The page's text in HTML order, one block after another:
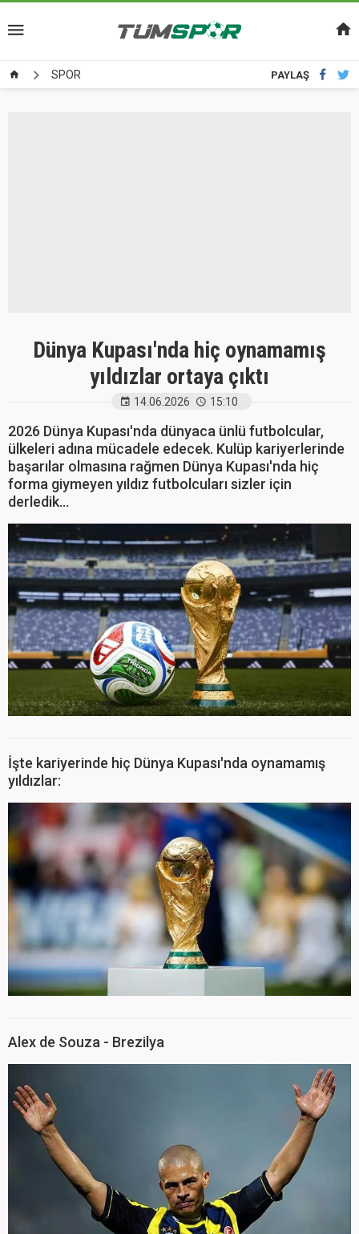
SPOR PAYLAŞ
Dünya Kupası'nda hiç oynamamış
yıldızlar ortaya çıktı
14.06.2026 15:10
2026 Dünya Kupası'nda dünyaca ünlü futbolcular,
ülkeleri adına mücadele edecek. Kulüp kariyerlerinde
başarılar olmasına rağmen Dünya Kupası'nda hiç
forma giymeyen yıldız futbolcuları sizler için
derledik...
İşte kariyerinde hiç Dünya Kupası'nda oynamamış
yıldızlar:
Alex de Souza - Brezilya